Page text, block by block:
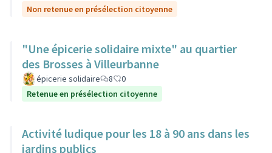
Non retenue en présélection citoyenne
"Une épicerie solidaire mixte" au quartier
des Brosses à Villeurbanne
épicerie solidaire 8
0
Retenue en présélection citoyenne
Activité ludique pour les 18 à 90 ans dans les
jardins publics